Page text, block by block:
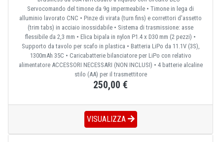
Servocomando del timone da 9g impermeabile • Timone in lega di
alluminio lavorato CNC • Pinze di virata (turn fins) e correttori d'assetto
(trim tabs) in acciaio inossidabile • Sistema di trasmissione: asse
flessibile da 2,3 mm • Elica bipala in nylon P1.4 x D30 mm (2 pezzi) •
Supporto da tavolo per scafo in plastica • Batteria LiPo da 11.1V (3S),
1300mAh 35C • Caricabatterie bilanciatore per LiPo con relativo
alimentatore ACCESSORI NECESSARI (NON INCLUSI) • 4 batterie alcaline
stilo (AA) per il trasmettitore
250,00 €
VISUALIZZA